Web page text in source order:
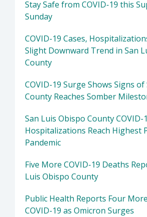
Stay Safe from COVID-19 this
Sunday
COVID-19 Cases,
Slight Downward Trend in San
County
COVID-19 Surge Shows Signs
County Reaches Somber
San Luis Obispo County COVID-
Hospitalizations Reach Highest
Pandemic
Five More COVID-19 Deaths
Luis Obispo County
Public Health Reports Four
COVID-19 as Omicron Surges